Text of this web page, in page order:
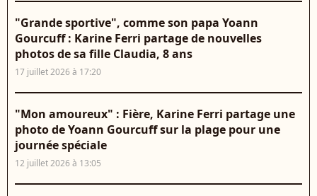
"Grande sportive", comme son papa Yoann
Gourcuff : Karine Ferri partage de nouvelles
photos de sa fille Claudia, 8 ans
17 juillet 2026 à 17:20
"Mon amoureux" : Fière, Karine Ferri partage une
photo de Yoann Gourcuff sur la plage pour une
journée spéciale
12 juillet 2026 à 13:05